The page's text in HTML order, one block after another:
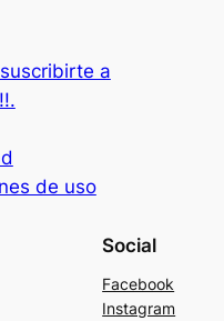
a
de uso
Social
Facebook
Instagram